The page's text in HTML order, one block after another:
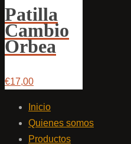
Patilla
Cambio
Orbea
€17,00
Inicio
Quienes somos
Productos